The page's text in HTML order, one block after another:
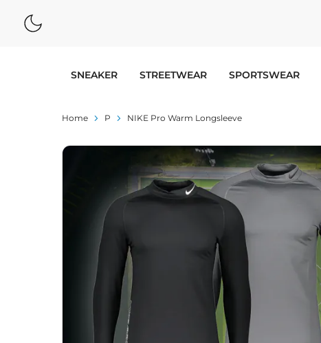
SNEAKER STREETWEAR SPORTSWEAR
Home P NIKE Pro Warm Longsleeve